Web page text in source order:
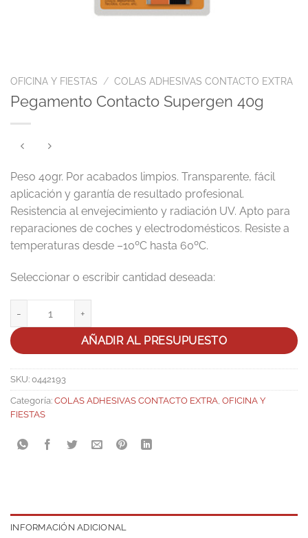
OFICINA Y FIESTAS / COLAS ADHESIVAS CONTACTO EXTRA
Pegamento Contacto Supergen 40g
Peso 40gr. Por acabados limpios. Transparente, fácil
aplicación y garantía de resultado profesional.
Resistencia al envejecimiento y radiación UV. Apto para
reparaciones de coches y electrodomésticos. Resiste a
temperaturas desde –10ºC hasta 60ºC.
AÑADIR AL PRESUPUESTO
SKU: 0442193
Categoría: COLAS ADHESIVAS CONTACTO EXTRA, OFICINA Y
FIESTAS
INFORMACIÓN ADICIONAL